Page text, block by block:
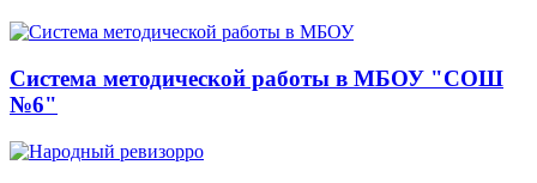
Система методической работы в МБОУ "СОШ
№6"